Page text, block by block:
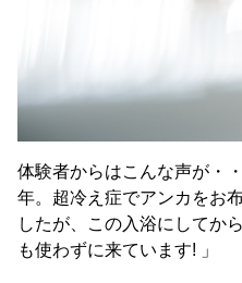
体験者からはこんな声が・
年。超冷え症でアンカをお
したが、この入浴にしてか
も使わずに来ています! 」